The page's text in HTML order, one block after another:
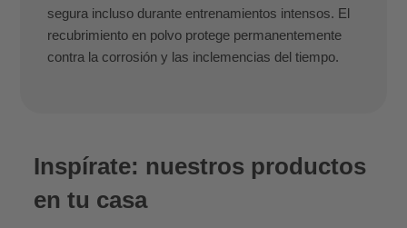
segura incluso durante entrenamientos intensos. El
recubrimiento en polvo protege permanentemente
contra la corrosión y las inclemencias del tiempo.
Inspírate: nuestros productos
en tu casa